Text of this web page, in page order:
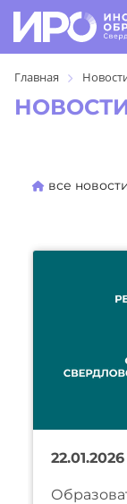
Главная
все
22.01.2026